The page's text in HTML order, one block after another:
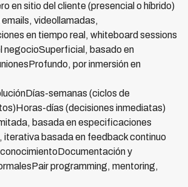
en sitio del cliente (presencial o híbrido)
videollamadas,
en tiempo real, whiteboard sessions
negocioSuperficial, basado en
por inmersión en
semanas (ciclos de
días (decisiones inmediatas)
basada en especificaciones
basada en feedback continuo
y
programming, mentoring,